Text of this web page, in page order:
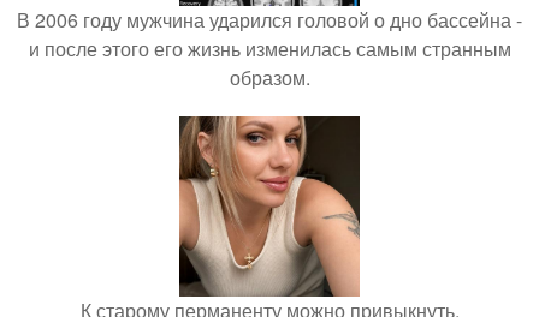
В 2006 году мужчина ударился головой о дно бассейна -
и после этого его жизнь изменилась самым странным
образом.
К старому перманенту можно привыкнуть.